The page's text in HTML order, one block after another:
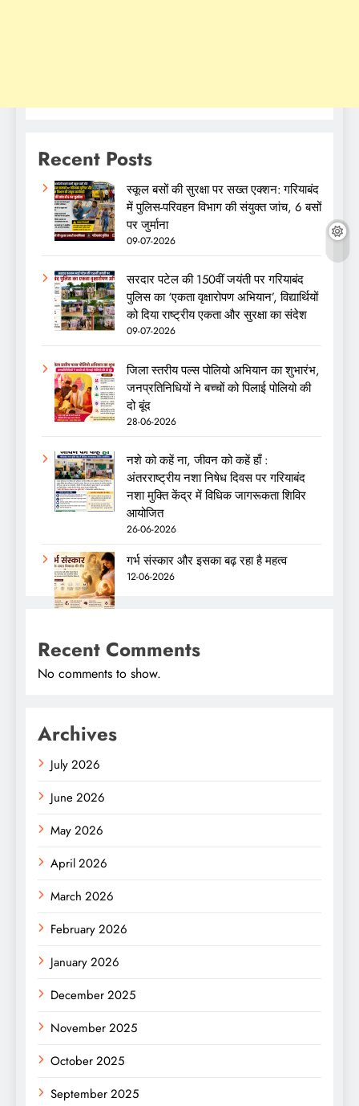
Recent Posts
स्कूल बसों की सुरक्षा पर सख्त एक्शन: गरियाबंद
में पुलिस-परिवहन विभाग की संयुक्त जांच, 6 बसों
पर जुर्माना
09-07-2026
सरदार पटेल की 150वीं जयंती पर गरियाबंद
पुलिस का ‘एकता वृक्षारोपण अभियान’, विद्यार्थियों
को दिया राष्ट्रीय एकता और सुरक्षा का संदेश
09-07-2026
जिला स्तरीय पल्स पोलियो अभियान का शुभारंभ,
जनप्रतिनिधियों ने बच्चों को पिलाई पोलियो की
दो बूंद
28-06-2026
नशे को कहें ना, जीवन को कहें हाँ :
अंतरराष्ट्रीय नशा निषेध दिवस पर गरियाबंद
नशा मुक्ति केंद्र में विधिक जागरूकता शिविर
आयोजित
26-06-2026
गर्भ संस्कार और इसका बढ़ रहा है महत्व
12-06-2026
Recent Comments
No comments to show.
Archives
July 2026
June 2026
May 2026
April 2026
March 2026
February 2026
January 2026
December 2025
November 2025
October 2025
September 2025